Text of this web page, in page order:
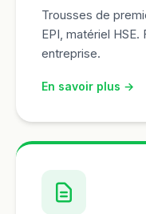
Trousses de
EPI, matériel
entreprise.
En savoir plus →